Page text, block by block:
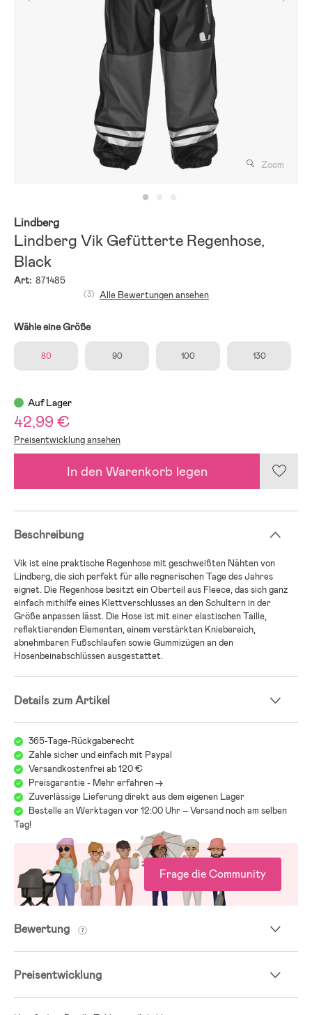
Zoom
Lindberg
Lindberg Vik Gefütterte Regenhose,
Black
Art: 871485
(3) Alle Bewertungen ansehen
Wähle eine Größe
80 90 100 130
Auf Lager
42,99 €
Preisentwicklung ansehen
In den Warenkorb legen
Beschreibung
Vik ist eine praktische Regenhose mit geschweißten Nähten von
Lindberg, die sich perfekt für alle regnerischen Tage des Jahres
eignet. Die Regenhose besitzt ein Oberteil aus Fleece, das sich ganz
einfach mithilfe eines Klettverschlusses an den Schultern in der
Größe anpassen lässt. Die Hose ist mit einer elastischen Taille,
reflektierenden Elementen, einem verstärkten Kniebereich,
abnehmbaren Fußschlaufen sowie Gummizügen an den
Hosenbeinabschlüssen ausgestattet.
Details zum Artikel
365-Tage-Rückgaberecht
Zahle sicher und einfach mit Paypal
Versandkostenfrei ab 120 €
Preisgarantie - Mehr erfahren ->
Zuverlässige Lieferung direkt aus dem eigenen Lager
Bestelle an Werktagen vor 12:00 Uhr – Versand noch am selben
Tag!
Frage die Community
Bewertung
Preisentwicklung